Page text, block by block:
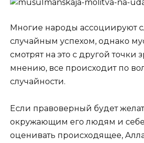
Многие народы ассоциируют
случайным успехом, однако
смотрят на это с другой точки
мнению, все происходит по
случайности.
Если правоверный будет
окружающим его людям и
оценивать происходящее,